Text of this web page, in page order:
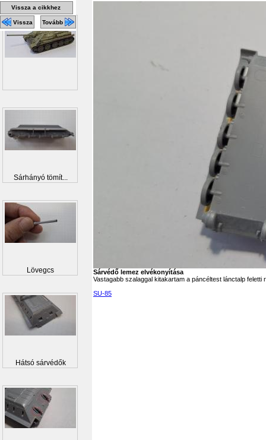
Sárvédő lemez elvékonyítása
Vastagabb szalaggal kitakartam a páncéltest lánctalp
SU-85
Vissza a cikkhez
Vissza Tovább
Sárhányó tömít...
Lövegcs
Hátsó sárvédők